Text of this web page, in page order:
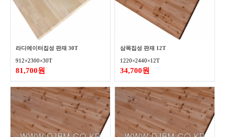
라디에이터집성 판재 30T
912×2300×30T
81,700원
삼목집성 판재 12T
1220×2440×12T
34,700원